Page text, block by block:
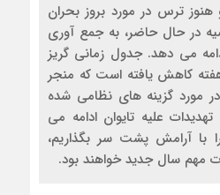
ترس در مورد بروز بحران
در حال حاضر، به جمع آوری
می دهد. جدول زمانی گریز
کاهش یافته است که منجر
گزینه های نظامی شده
علیه تایوان ادامه می
با آرامش پشت سر بگذاریم،
مهم سال جدید خواهند بود.